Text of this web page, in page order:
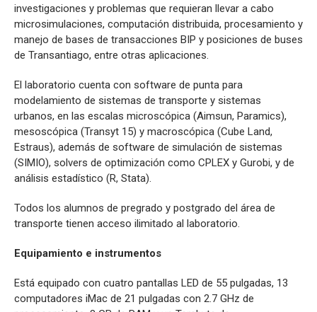
investigaciones y problemas que requieran llevar a cabo
microsimulaciones, computación distribuida, procesamiento y
manejo de bases de transacciones BIP y posiciones de buses
de Transantiago, entre otras aplicaciones.
El laboratorio cuenta con software de punta para
modelamiento de sistemas de transporte y sistemas
urbanos, en las escalas microscópica (Aimsun, Paramics),
mesoscópica (Transyt 15) y macroscópica (Cube Land,
Estraus), además de software de simulación de sistemas
(SIMIO), solvers de optimización como CPLEX y Gurobi, y de
análisis estadístico (R, Stata).
Todos los alumnos de pregrado y postgrado del área de
transporte tienen acceso ilimitado al laboratorio.
Equipamiento e instrumentos
Está equipado con cuatro pantallas LED de 55 pulgadas, 13
computadores iMac de 21 pulgadas con 2.7 GHz de